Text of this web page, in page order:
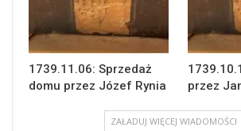
1739.11.06: Sprzedaż
domu przez Józef Rynia
przez
ZAŁADUJ WIĘCEJ WIADOMOŚCI